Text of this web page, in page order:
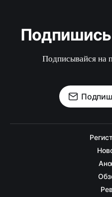
Подпишись
Подписывайся на